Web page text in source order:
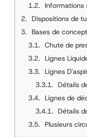
Informations
Dispositions de tuyaux de
Bases de conception
Chute de pression et
Lignes
Lignes
Détails de
Lignes de
Détails de
Plusieurs circuits